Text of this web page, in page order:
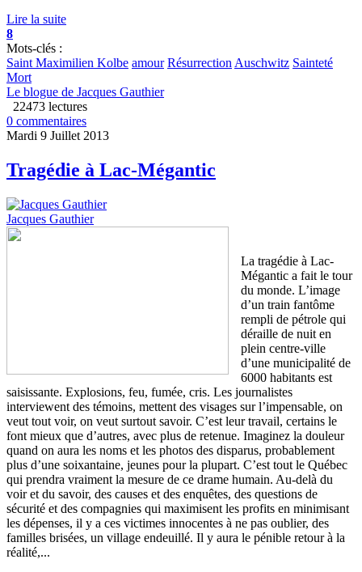
Lire la suite
8
Mots-clés :
Saint Maximilien Kolbe amour Résurrection Auschwitz Sainteté
Mort
Le blogue de Jacques Gauthier
22473 lectures
0 commentaires
Mardi 9 Juillet 2013
Tragédie à Lac-Mégantic
Jacques Gauthier
La tragédie à Lac-
Mégantic a fait le tour
du monde. L’image
d’un train fantôme
rempli de pétrole qui
déraille de nuit en
plein centre-ville
d’une municipalité de
6000 habitants est
saisissante. Explosions, feu, fumée, cris. Les journalistes
interviewent des témoins, mettent des visages sur l’impensable, on
veut tout voir, on veut surtout savoir. C’est leur travail, certains le
font mieux que d’autres, avec plus de retenue. Imaginez la douleur
quand on aura les noms et les photos des disparus, probablement
plus d’une soixantaine, jeunes pour la plupart. C’est tout le Québec
qui prendra vraiment la mesure de ce drame humain. Au-delà du
voir et du savoir, des causes et des enquêtes, des questions de
sécurité et des compagnies qui maximisent les profits en minimisant
les dépenses, il y a ces victimes innocentes à ne pas oublier, des
familles brisées, un village endeuillé. Il y aura le pénible retour à la
réalité,...